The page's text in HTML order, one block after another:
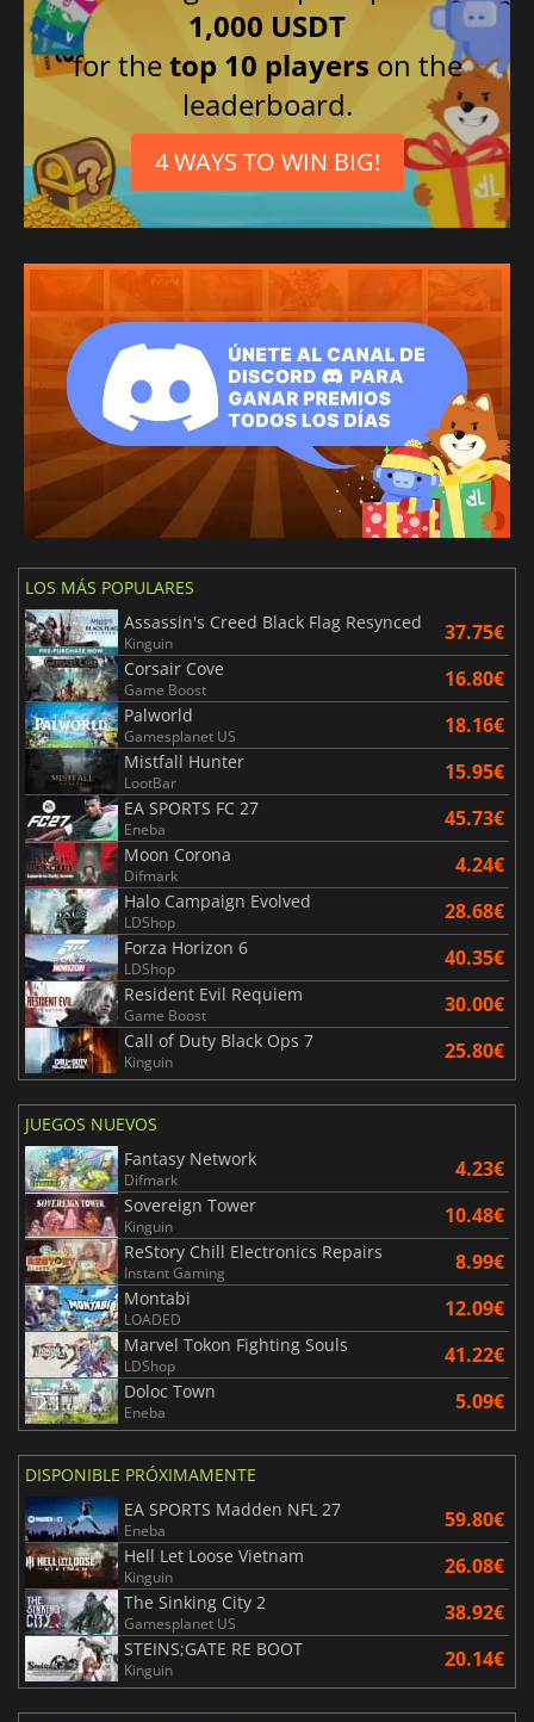
1,000 USDT
for thetop 10 players on the
leaderboard.
4 WAYS TO WIN BIG!
LOS MÁS POPULARES
Assassin's Creed Black Flag Resynced
Kinguin 37.75€
Corsair Cove
Game Boost 16.80€
Palworld
Gamesplanet US 18.16€
Mistfall Hunter
LootBar 15.95€
EA SPORTS FC 27
Eneba 45.73€
Moon Corona
Difmark 4.24€
Halo Campaign Evolved
LDShop 28.68€
Forza Horizon 6
LDShop 40.35€
Resident Evil Requiem
Game Boost 30.00€
Call of Duty Black Ops 7
Kinguin 25.80€
JUEGOS NUEVOS
Fantasy Network
Difmark 4.23€
Sovereign Tower
Kinguin 10.48€
ReStory Chill Electronics Repairs
Instant Gaming 8.99€
Montabi
LOADED 12.09€
Marvel Tokon Fighting Souls
LDShop 41.22€
Doloc Town
Eneba 5.09€
DISPONIBLE PRÓXIMAMENTE
EA SPORTS Madden NFL 27
Eneba 59.80€
Hell Let Loose Vietnam
Kinguin 26.08€
The Sinking City 2
Gamesplanet US 38.92€
STEINS;GATE RE BOOT
Kinguin 20.14€